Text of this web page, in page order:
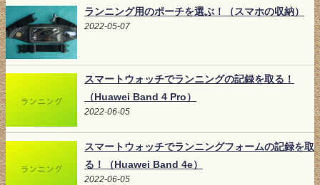
ランニング用のポーチを選ぶ！（スマホの収納）
2022-05-07
スマートウォッチでランニングの記録を取る！
（Huawei Band 4 Pro）
2022-06-05
スマートウォッチでランニングフォームの記録を取
る！（Huawei Band 4e）
2022-06-05